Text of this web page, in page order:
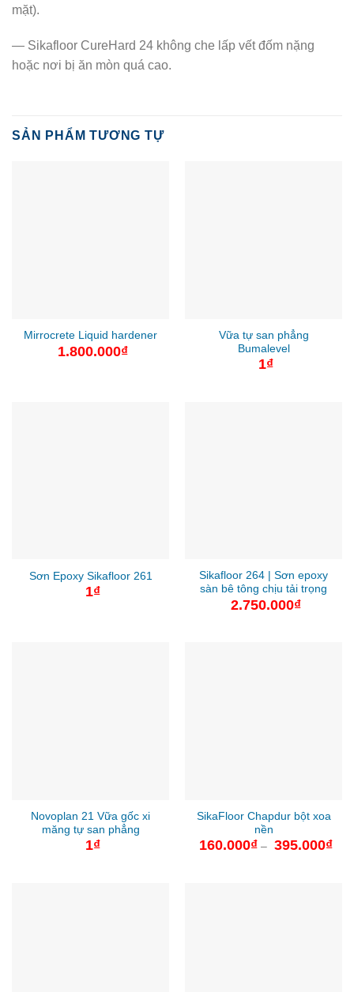
mặt).
— Sikafloor CureHard 24 không che lấp vết đốm nặng
hoặc nơi bị ăn mòn quá cao.
SẢN PHẨM TƯƠNG TỰ
Mirrocrete Liquid hardener
1.800.000₫
Vữa tự san phẳng
Bumalevel
1₫
Sơn Epoxy Sikafloor 261
1₫
Sikafloor 264 | Sơn epoxy
sàn bê tông chịu tải trọng
2.750.000₫
Novoplan 21 Vữa gốc xi
măng tự san phẳng
1₫
SikaFloor Chapdur bột xoa
nền
160.000₫ – 395.000₫